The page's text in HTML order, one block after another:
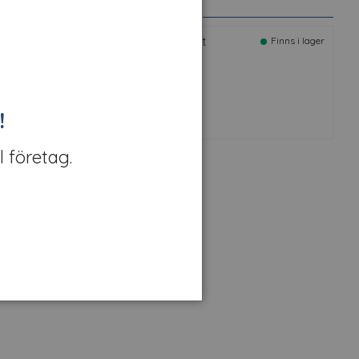
3M™ Smältlimpistol TC/TC-Q Low melt Finns i lager
företag.